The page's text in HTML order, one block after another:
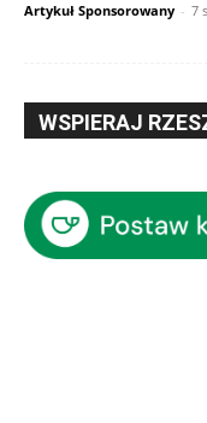
Artykuł Sponsorowany - 7
WSPIERAJ